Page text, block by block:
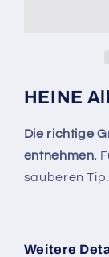
HEINE
Die richtige
entnehmen.
sauberen Tip.
Weitere